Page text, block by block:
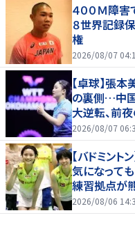
４００Ｍ障
８世界記録
権
2026/08/07
【卓球】張本
の裏側…中
大逆転、前
2026/08/07
【バドミン
気になって
練習拠点が
たり前じゃな
2026/08/06